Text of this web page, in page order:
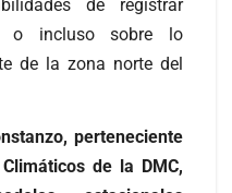
de registrar
o incluso sobre lo
de la zona norte del
perteneciente
de la DMC,